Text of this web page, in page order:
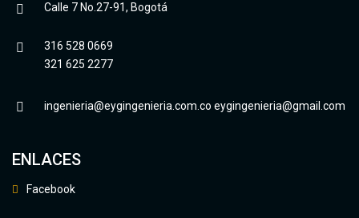
Calle 7 No.27-91, Bogotá
316 528 0669
321 625 2277
ingenieria@eygingenieria.com.co eygingenieria@gmail.com
ENLACES
Facebook